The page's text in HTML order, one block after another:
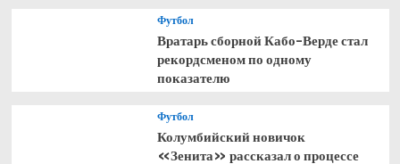
Футбол
Вратарь сборной Кабо-Верде стал
рекордсменом по одному
показателю
Футбол
Колумбийский новичок
«Зенита» рассказал о процессе